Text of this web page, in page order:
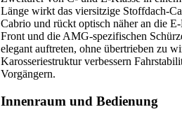
Länge wirkt das viersitzige Stoffdach-
Cabrio und rückt optisch näher an die
Front und die AMG-spezifischen
elegant auftreten, ohne übertrieben zu
Karosseriestruktur verbessern
Vorgängern.
Innenraum und Bedienung